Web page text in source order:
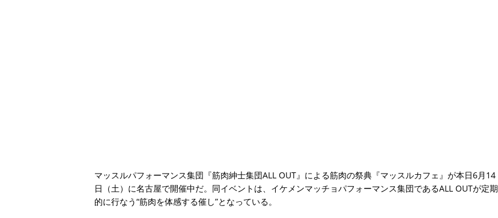
マッスルパフォーマンス集団『筋肉紳士集団ALL OUT』による筋肉の祭典『マッスルカフェ』が本日6月14
日（土）に名古屋で開催中だ。同イベントは、イケメンマッチョパフォーマンス集団であるALL OUTが定期
的に行なう“筋肉を体感する催し”となっている。